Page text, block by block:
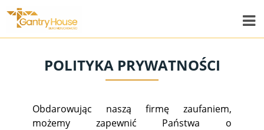
POLITYKA PRYWATNOŚCI
Obdarowując naszą firmę zaufaniem,
możemy zapewnić Państwa o